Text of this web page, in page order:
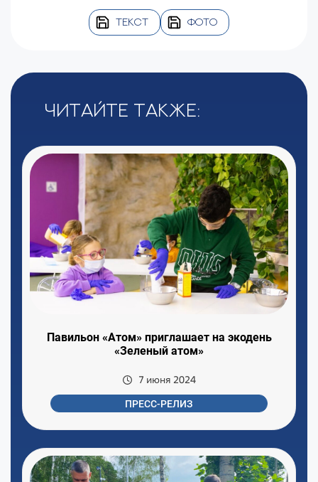
ТЕКСТ ФОТО
Читайте также:
Павильон «Атом» приглашает на экодень
«Зеленый атом»
7 июня 2024
ПРЕСС-РЕЛИЗ